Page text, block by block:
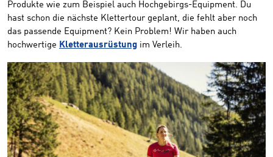
Produkte wie zum Beispiel auch Hochgebirgs-Equipment. Du
hast schon die nächste Klettertour geplant, die fehlt aber noch
das passende Equipment? Kein Problem! Wir haben auch
hochwertige Kletterausrüstung im Verleih.